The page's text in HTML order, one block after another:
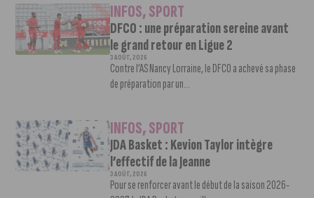
INFOS,SPORT
DFCO : une préparation sereine avant
le grand retour en Ligue 2
3 AOÛT, 2026
Contre l’AS Nancy Lorraine, le DFCO a achevé sa phase
de préparation par un...
INFOS,SPORT
JDA Basket : Kevion Taylor intègre
l’effectif de la Jeanne
3 AOÛT, 2026
Pour se renforcer avant le début de la saison 2026-